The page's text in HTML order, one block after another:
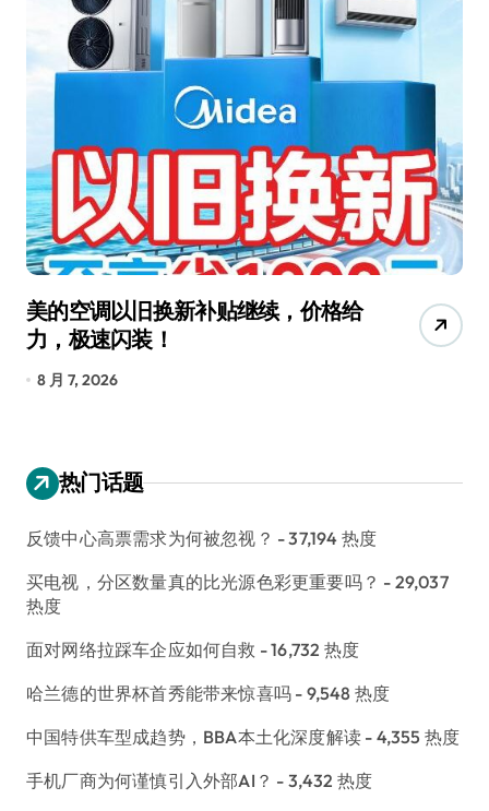
美的空调以旧换新补贴继续，价格给
力，极速闪装！
8 月 7, 2026
热门话题
反馈中心高票需求为何被忽视？ - 37,194 热度
买电视，分区数量真的比光源色彩更重要吗？ - 29,037
热度
面对网络拉踩车企应如何自救 - 16,732 热度
哈兰德的世界杯首秀能带来惊喜吗 - 9,548 热度
中国特供车型成趋势，BBA本土化深度解读 - 4,355 热度
手机厂商为何谨慎引入外部AI？ - 3,432 热度